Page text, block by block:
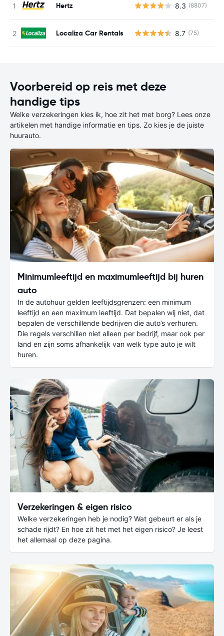
Hertz 8.3 (8807)
Localiza Car Rentals 8.7 (75)
Voorbereid op reis met deze
handige tips
Welke verzekeringen kies ik, hoe zit het met borg? Lees onze
artikelen met handige informatie en tips. Zo kies je de juiste
huurauto.
Minimumleeftijd en maximumleeftijd bij huren
auto
In de autohuur gelden leeftijdsgrenzen: een minimum
leeftijd en een maximum leeftijd. Dat bepalen wij niet, dat
bepalen de verschillende bedrijven die auto’s verhuren.
Die regels verschillen niet alleen per bedrijf, maar ook per
land en zijn soms afhankelijk van welk type auto je wilt
huren.
Verzekeringen & eigen risico
Welke verzekeringen heb je nodig? Wat gebeurt er als je
schade rijdt? En hoe zit het met het eigen risico? Je leest
het allemaal op deze pagina.